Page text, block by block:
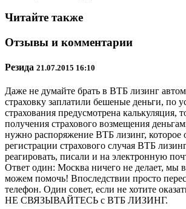
Читайте также
Отзывы и комментарии
Резида 21.07.2015 16:10
Даже не думайте брать в ВТБ лизинг
страховку заплатили бешеные деньги, по
страхования предусмотрена калькуляция,
получения страхового возмещения
нужно распоряжение ВТБ лизинг, которое
регистрации страхового случая ВТБ
реагировать, писали и на электронную
Ответ один: Москва ничего не делает, мы
можем помочь! Впоследствии просто
телефон. Один совет, если не хотите
НЕ СВЯЗЫВАЙТЕСЬ с ВТБ ЛИЗИНГ.